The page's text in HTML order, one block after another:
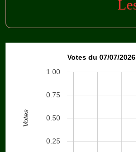
Votes du 07/07/
0.25
0.50
0.75
1.00
Votes